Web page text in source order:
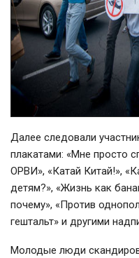
Далее следовали
плакатами: «Мне просто
ОРВИ», «Катай Китай!»,
детям?», «Жизнь как
почему», «Против
гештальт» и другими
Молодые люди